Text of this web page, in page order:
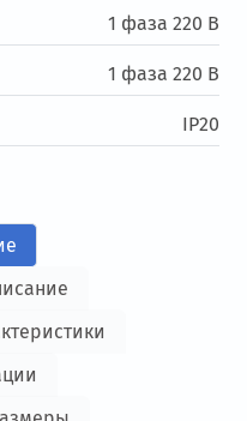
1 фаза 220 В
1 фаза 220 В
IP20